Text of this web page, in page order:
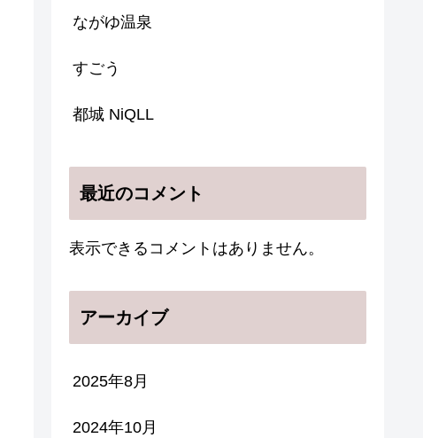
ながゆ温泉
すごう
都城 NiQLL
最近のコメント
表示できるコメントはありません。
アーカイブ
2025年8月
2024年10月